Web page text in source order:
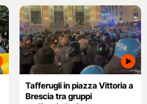
Tafferugli in piazza Vittoria a
Brescia tra gruppi